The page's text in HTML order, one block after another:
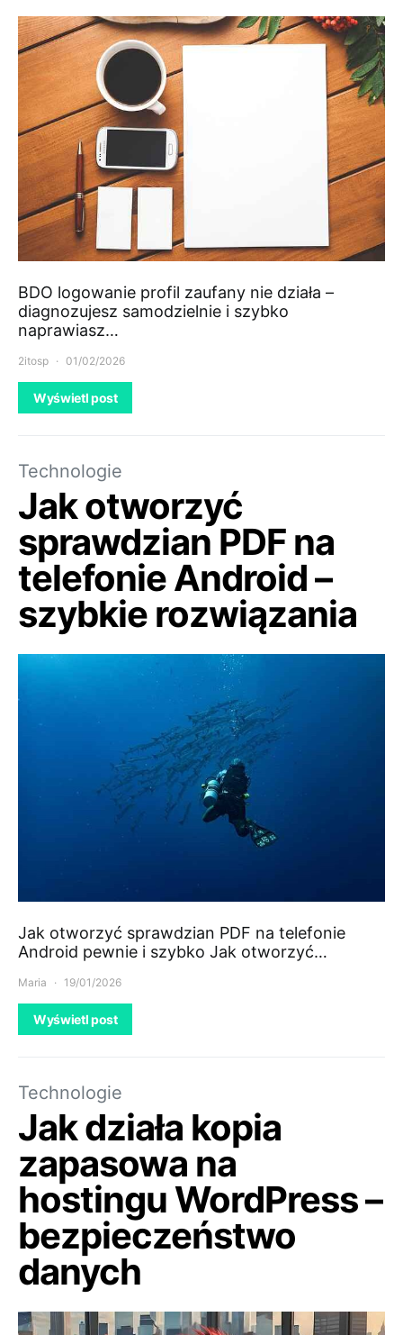
BDO logowanie profil zaufany nie działa –
diagnozujesz samodzielnie i szybko
naprawiasz…
2itosp 01/02/2026
Wyświetl post
Technologie
Jak otworzyć
sprawdzian PDF na
telefonie Android –
szybkie rozwiązania
Jak otworzyć sprawdzian PDF na telefonie
Android pewnie i szybko Jak otworzyć…
Maria 19/01/2026
Wyświetl post
Technologie
Jak działa kopia
zapasowa na
hostingu WordPress –
bezpieczeństwo
danych